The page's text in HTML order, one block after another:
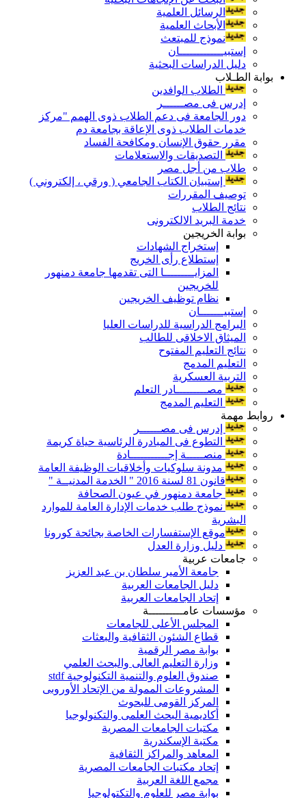
الرسائل العلمية
الأبحاث العلمية
نموذج للمبتعث
إستبيـــــــــــــان
دليل الدراسات البحثية
بوابة الطـلاب
الطلاب الوافدين
إدرس فى مصــــــر
دور الجامعة فى دعم الطلاب ذوى الهمم "مركز
خدمات الطلاب ذوى الإعاقة بجامعة دم
مقرر حقوق الإنسان ومكافحة الفساد
التصديقات والاستعلامات
طلاب من أجل مصر
إستبيان الكتاب الجامعي ( ورقي ، إلكتروني )
توصيف المقررات
نتائج الطلاب
خدمة البريد الالكترونى
بوابة الخريجين
إستخراج الشهادات
إستطلاع رأى الخريج
المزايـــــــــا التى تقدمها جامعة دمنهور
للخريجين
نظام توظيف الخريجين
إستبيـــــــان
البرامج الدراسية للدراسات العليا
الميثاق الاخلاقى للطالب
نتائج التعليم المفتوح
التعليم المدمج
التربية العسكرية
مصـــــــــادر التعلم
التعليم المدمج
روابط مهمة
إدرس فى مصــــــر
التطوع فى المبادرة الرئاسية حياة كريمة
منصـــــة إجـــــــــــادة
مدونة سلوكيات وأخلاقيات الوظيفة العامة
قانون 81 لسنة 2016 " الخدمة المدنيــة "
جامعة دمنهور في عيون الصحافة
نموذج طلب خدمات الإدارة العامة للموارد
البشرية
موقع الإستفسارات الخاصة بجائحة كورونا
دليل وزارة العدل
جامعات عربية
جامعة الأمير سلطان بن عبد العزيز
دليل الجامعات العربية
إتحاد الجامعات العربية
مؤسسات عامــــــــــة
المجلس الأعلى للجامعات
قطاع الشئون الثقافية والبعثات
بوابة مصر الرقمية
وزارة التعليم العالى والبحث العلمي
صندوق العلوم والتنمية التكنولوجية stdf
المشروعات الممولة من الإتحاد الأوروبى
المركز القومى للبحوث
أكاديمية البحث العلمى والتكنولوجيا
مكتبات الجامعات المصرية
مكتبة الإسكندرية
المعاهد والمراكز الثقافية
إتحاد مكتبات الجامعات المصرية
مجمع اللغة العربية
بوابة مصر للعلوم والتكتولوجيا